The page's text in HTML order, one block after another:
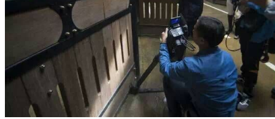
野马美术馆
硅化木 客房 园区 汗血马基地 F座
国家记忆A馆 国家记忆B馆 红山玉馆 酒店大厅
健身房 办公区域
酒窖
精彩视频
丝路驿站·野马激光秀 寻味腊八 欢聚暖冬
繁